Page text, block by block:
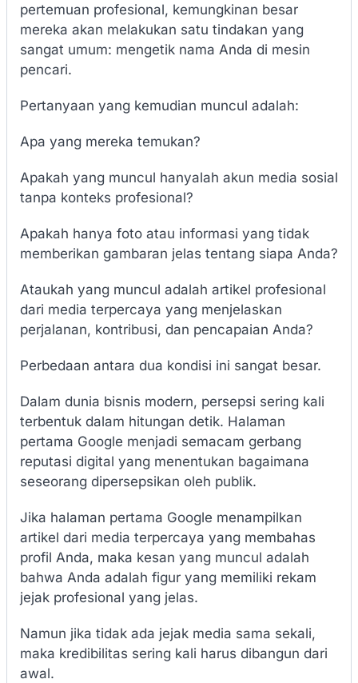
pertemuan profesional, kemungkinan besar
mereka akan melakukan satu tindakan yang
sangat umum: mengetik nama Anda di mesin
pencari.
Pertanyaan yang kemudian muncul adalah:
Apa yang mereka temukan?
Apakah yang muncul hanyalah akun media sosial
tanpa konteks profesional?
Apakah hanya foto atau informasi yang tidak
memberikan gambaran jelas tentang siapa Anda?
Ataukah yang muncul adalah artikel profesional
dari media terpercaya yang menjelaskan
perjalanan, kontribusi, dan pencapaian Anda?
Perbedaan antara dua kondisi ini sangat besar.
Dalam dunia bisnis modern, persepsi sering kali
terbentuk dalam hitungan detik. Halaman
pertama Google menjadi semacam gerbang
reputasi digital yang menentukan bagaimana
seseorang dipersepsikan oleh publik.
Jika halaman pertama Google menampilkan
artikel dari media terpercaya yang membahas
profil Anda, maka kesan yang muncul adalah
bahwa Anda adalah figur yang memiliki rekam
jejak profesional yang jelas.
Namun jika tidak ada jejak media sama sekali,
maka kredibilitas sering kali harus dibangun dari
awal.